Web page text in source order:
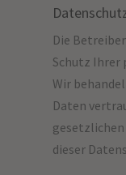
Die
Schutz Ihrer
Wir
Daten
dieser